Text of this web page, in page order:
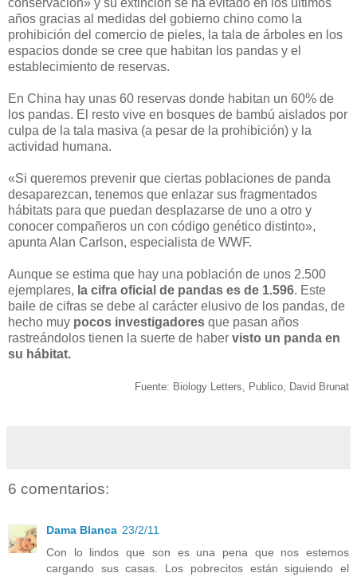
años gracias al medidas del gobierno chino como la
prohibición del comercio de pieles, la tala de árboles en los
espacios donde se cree que habitan los pandas y el
establecimiento de reservas.
En China hay unas 60 reservas donde habitan un 60% de
los pandas. El resto vive en bosques de bambú aislados por
culpa de la tala masiva (a pesar de la prohibición) y la
actividad humana.
«Si queremos prevenir que ciertas poblaciones de panda
desaparezcan, tenemos que enlazar sus fragmentados
hábitats para que puedan desplazarse de uno a otro y
conocer compañeros un con código genético distinto»,
apunta Alan Carlson, especialista de WWF.
Aunque se estima que hay una población de unos 2.500
ejemplares, la cifra oficial de pandas es de 1.596. Este
baile de cifras se debe al carácter elusivo de los pandas, de
hecho muy pocos investigadores que pasan años
rastreándolos tienen la suerte de haber visto un panda en
su hábitat.
Fuente: Biology Letters, Publico, David Brunat
6 comentarios:
Dama Blanca 23/2/11
Con lo lindos que son es una pena que nos estemos
cargando sus casas. Los pobrecitos están siguiendo el